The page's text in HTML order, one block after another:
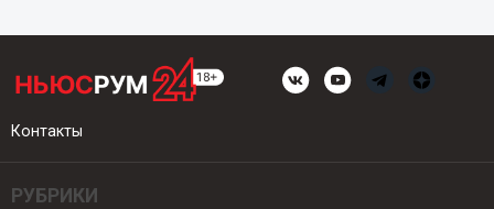
Контакты
РУБРИКИ